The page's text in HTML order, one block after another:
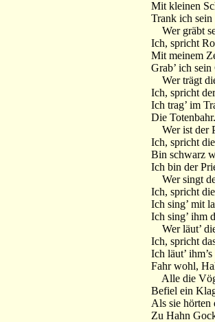
Mit kleinen
Trank ich
Wer gräbt
Ich, spricht
Mit meinem
Grab’ ich sein
Wer trägt
Ich, spricht
Ich trag’ im
Die Totenbahr.
Wer ist der
Ich, spricht
Bin schwarz
Ich bin der
Wer singt
Ich, spricht
Ich sing’ mit
Ich sing’ ihm
Wer läut’
Ich, spricht
Ich läut’
Fahr wohl,
Alle die
Befiel ein
Als sie hörten
Zu Hahn